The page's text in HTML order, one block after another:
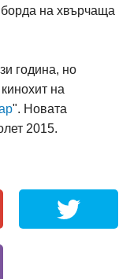
борда на хвърчаща
година, но
на
". Новата
2015.